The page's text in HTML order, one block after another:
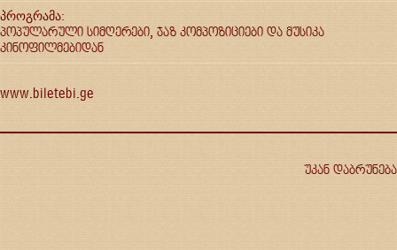
პროგრამა:
პოპულარული სიმღერები, ჯაზ კომპოზიციები და მუსიკა
კინოფილმებიდან
www.biletebi.ge
უკან დაბრუნება